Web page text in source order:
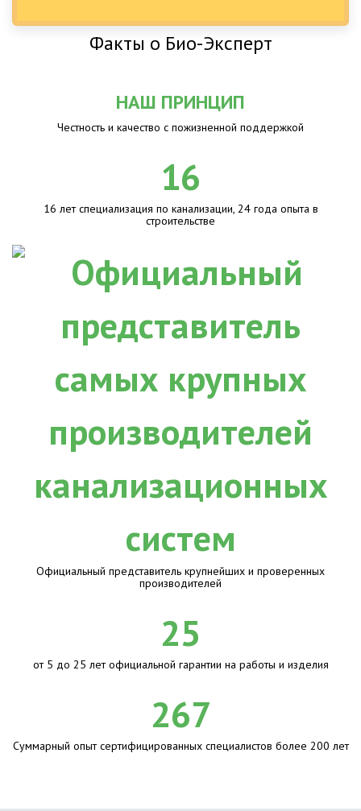
Факты о Био-Эксперт
НАШ ПРИНЦИП
Честность и качество с пожизненной поддержкой
16
16 лет специализация по канализации, 24 года опыта в
строительстве
Официальный представитель крупнейших и проверенных
производителей
25
от 5 до 25 лет официальной гарантии на работы и изделия
267
Суммарный опыт сертифицированных специалистов более 200 лет